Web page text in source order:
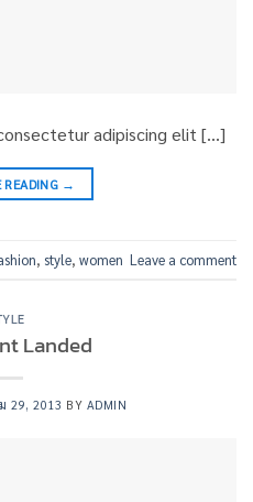
adipiscing elit […]
READING →
, style, women Leave a comment
Landed
29, 2013 BY ADMIN